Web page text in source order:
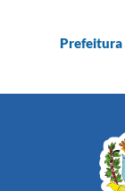
Prefeitura